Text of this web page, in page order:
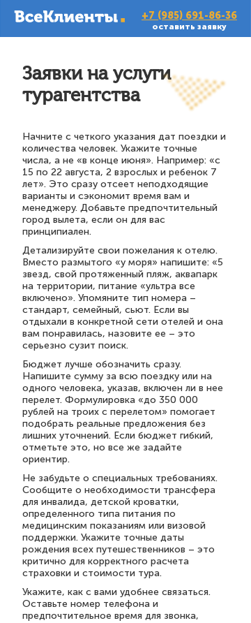
+7 (985) 691-86-36
оставить заявку
Заявки на услуги
турагентства
Начните с четкого указания дат поездки и
количества человек. Укажите точные
числа, а не «в конце июня». Например: «с
15 по 22 августа, 2 взрослых и ребенок 7
лет». Это сразу отсеет неподходящие
варианты и сэкономит время вам и
менеджеру. Добавьте предпочтительный
город вылета, если он для вас
принципиален.
Детализируйте свои пожелания к отелю.
Вместо размытого «у моря» напишите: «5
звезд, свой протяженный пляж, аквапарк
на территории, питание «ультра все
включено». Упомяните тип номера –
стандарт, семейный, сьют. Если вы
отдыхали в конкретной сети отелей и она
вам понравилась, назовите ее – это
серьезно сузит поиск.
Бюджет лучше обозначить сразу.
Напишите сумму за всю поездку или на
одного человека, указав, включен ли в нее
перелет. Формулировка «до 350 000
рублей на троих с перелетом» помогает
подобрать реальные предложения без
лишних уточнений. Если бюджет гибкий,
отметьте это, но все же задайте
ориентир.
Не забудьте о специальных требованиях.
Сообщите о необходимости трансфера
для инвалида, детской кроватки,
определенного типа питания по
медицинским показаниям или визовой
поддержки. Укажите точные даты
рождения всех путешественников – это
критично для корректного расчета
страховки и стоимости тура.
Укажите, как с вами удобнее связаться.
Оставьте номер телефона и
предпочтительное время для звонка,